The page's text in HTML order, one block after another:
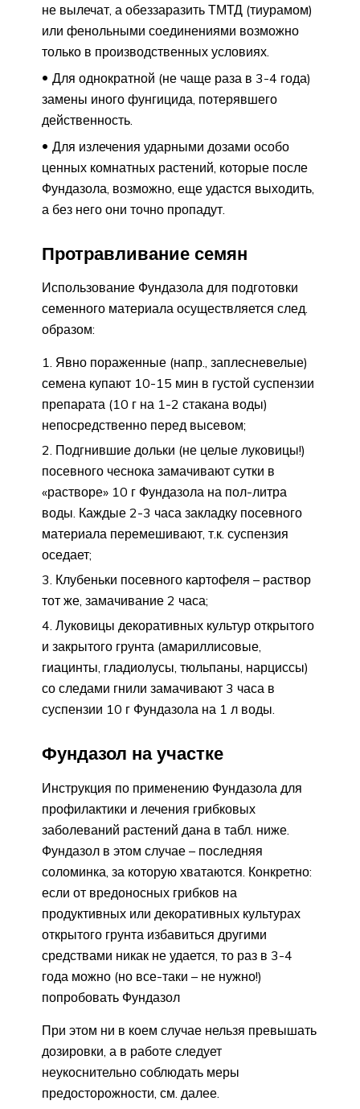
не вылечат, а обеззаразить ТМТД (тиурамом)
или фенольными соединениями возможно
только в производственных условиях.
Для однократной (не чаще раза в 3-4 года)
замены иного фунгицида, потерявшего
действенность.
Для излечения ударными дозами особо
ценных комнатных растений, которые после
Фундазола, возможно, еще удастся выходить,
а без него они точно пропадут.
Протравливание семян
Использование Фундазола для подготовки
семенного материала осуществляется след.
образом:
Явно пораженные (напр., заплесневелые)
семена купают 10-15 мин в густой суспензии
препарата (10 г на 1-2 стакана воды)
непосредственно перед высевом;
Подгнившие дольки (не целые луковицы!)
посевного чеснока замачивают сутки в
«растворе» 10 г Фундазола на пол-литра
воды. Каждые 2-3 часа закладку посевного
материала перемешивают, т.к. суспензия
оседает;
Клубеньки посевного картофеля – раствор
тот же, замачивание 2 часа;
Луковицы декоративных культур открытого
и закрытого грунта (амариллисовые,
гиацинты, гладиолусы, тюльпаны, нарциссы)
со следами гнили замачивают 3 часа в
суспензии 10 г Фундазола на 1 л воды.
Фундазол на участке
Инструкция по применению Фундазола для
профилактики и лечения грибковых
заболеваний растений дана в табл. ниже.
Фундазол в этом случае – последняя
соломинка, за которую хватаются. Конкретно:
если от вредоносных грибков на
продуктивных или декоративных культурах
открытого грунта избавиться другими
средствами никак не удается, то раз в 3-4
года можно (но все-таки – не нужно!)
попробовать Фундазол
При этом ни в коем случае нельзя превышать
дозировки, а в работе следует
неукоснительно соблюдать меры
предосторожности, см. далее.